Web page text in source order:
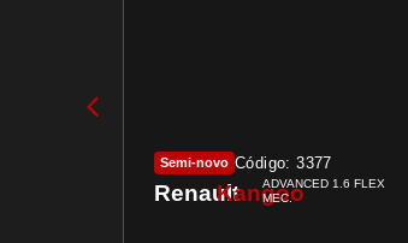
Semi-novo Código: 3377
RenaultKangooADVANCED 1.6 FLEX
MEC.